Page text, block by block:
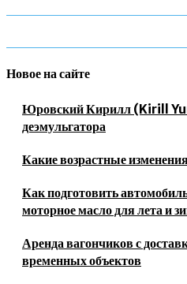
Новое на сайте
Юровский Кирилл (Kirill
деэмульгатора
Какие возрастные
Как подготовить
моторное масло для лета и
Аренда вагончиков с
временных объектов